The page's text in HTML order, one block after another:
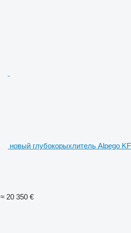
новый глубокорыхлитель Alpego KF
≈ 20 350 €